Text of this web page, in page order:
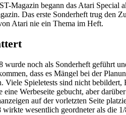
Magazin begann das Atari Special
Das erste Sonderheft trug den
Atari nie ein Thema im Heft.
wurde noch als Sonderheft geführt
dass es Mängel bei der
Viele Spieletests sind nicht
eine Werbeseite gebucht, aber
auf der vorletzten Seite
wirkte wesentlich geordneter als die